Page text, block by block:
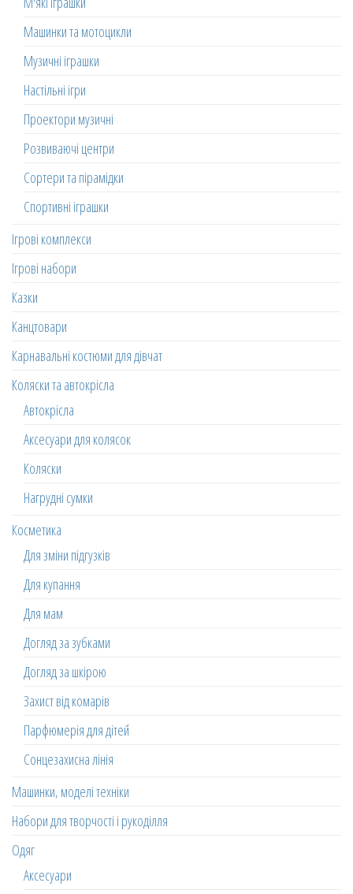
Машинки та мотоцикли
Музичні іграшки
Настільні ігри
Проектори музичні
Розвиваючі центри
Сортери та пірамідки
Спортивні іграшки
Ігрові комплекси
Ігрові набори
Казки
Канцтовари
Карнавальні костюми для дівчат
Коляски та автокрісла
Автокрісла
Аксесуари для колясок
Коляски
Нагрудні сумки
Косметика
Для зміни підгузків
Для купання
Для мам
Догляд за зубками
Догляд за шкірою
Захист від комарів
Парфюмерія для дітей
Сонцезахисна лінія
Машинки, моделі техніки
Набори для творчості і рукоділля
Одяг
Аксесуари